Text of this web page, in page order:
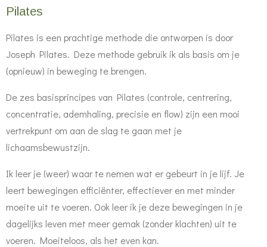
Pilates
Pilates is een prachtige methode die ontworpen is door
Joseph Pilates. Deze methode gebruik ik als basis om je
(opnieuw) in beweging te brengen.
De zes basisprincipes van Pilates (controle, centrering,
concentratie, ademhaling, precisie en flow) zijn een mooi
vertrekpunt om aan de slag te gaan met je
lichaamsbewustzijn.
Ik leer je (weer) waar te nemen wat er gebeurt in je lijf. Je
leert bewegingen efficiënter, effectiever en met minder
moeite uit te voeren. Ook leer ik je deze bewegingen in je
dagelijks leven met meer gemak (zonder klachten) uit te
voeren. Moeiteloos, als het even kan.